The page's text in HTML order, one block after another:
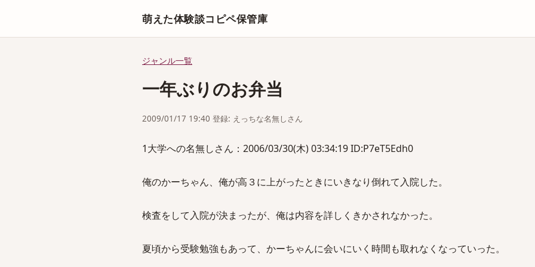
萌えた体験談コピペ保管庫
ジャンル一覧
一年ぶりのお弁当
2009/01/17 19:40 登録: えっちな名無しさん
1大学への名無しさん：2006/03/30(木) 03:34:19 ID:P7eT5Edh0
俺のかーちゃん、俺が高３に上がったときにいきなり倒れて入院した。
検査をして入院が決まったが、俺は内容を詳しくきかされなかった。
夏頃から受験勉強もあって、かーちゃんに会いにいく時間も取れなくなっていった。